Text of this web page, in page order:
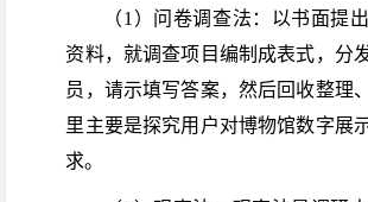
（1）问卷调查法：以书面提
资料，就调查项目编制成表式，分
员，请示填写答案，然后回收整理
里主要是探究用户对博物馆数字展
求。